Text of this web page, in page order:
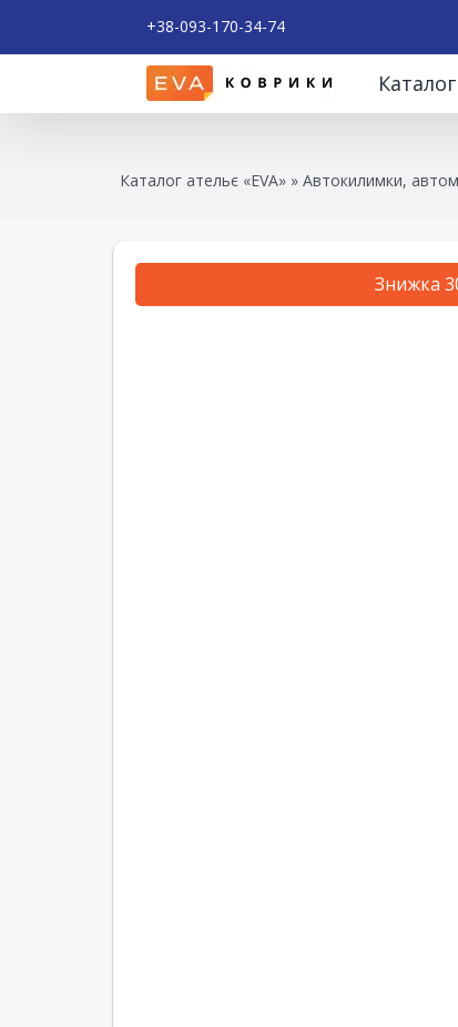
+38-093-170-34-74
Каталог
Каталог ательє «EVA»» Автокилимки,
Знижка